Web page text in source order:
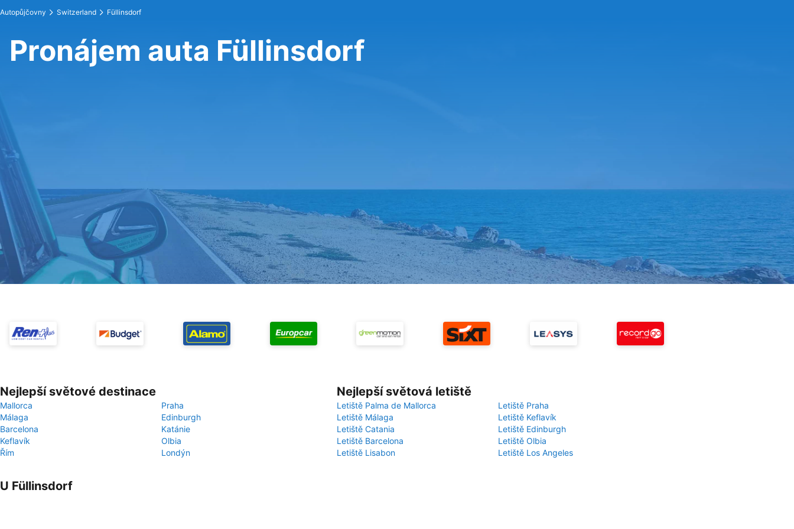
Autopůjčovny Switzerland Füllinsdorf
Pronájem auta Füllinsdorf
Nejlepší světové destinace
Mallorca
Praha
Málaga
Edinburgh
Barcelona
Katánie
Keflavík
Olbia
Řím
Londýn
Nejlepší světová letiště
Letiště Palma de Mallorca
Letiště Praha
Letiště Málaga
Letiště Keflavík
Letiště Catania
Letiště Edinburgh
Letiště Barcelona
Letiště Olbia
Letiště Lisabon
Letiště Los Angeles
U Füllinsdorf